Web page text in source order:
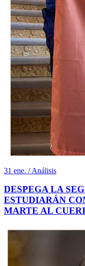
31 ene. / Análisis
DESPEGA LA
ESTUDIARÁN
MARTE AL